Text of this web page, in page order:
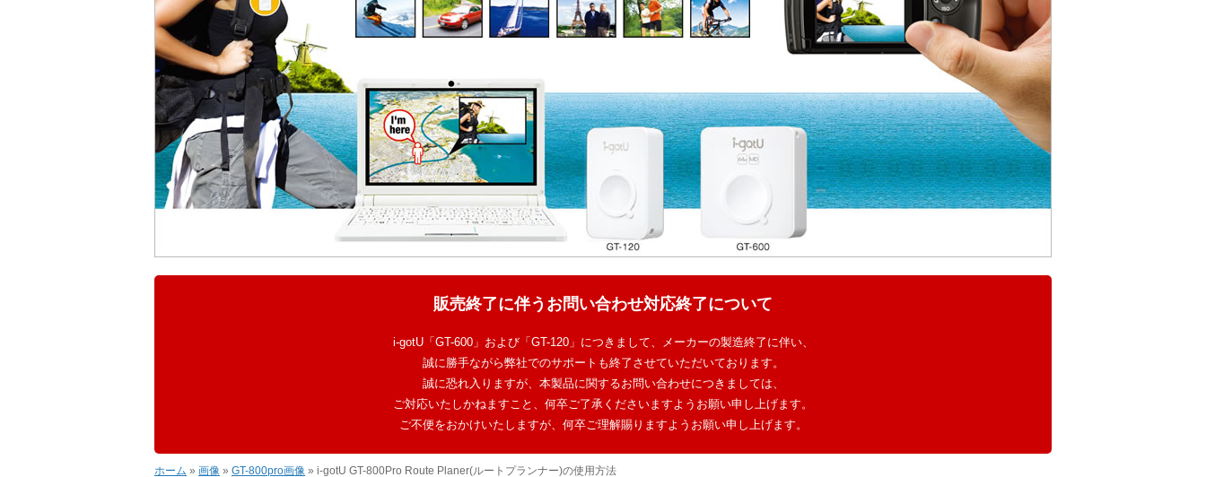
販売終了に伴うお問い合わせ対応終了について
i-gotU「GT-600」および「GT-120」につきまして、メーカーの製造終了に伴い、
誠に勝手ながら弊社でのサポートも終了させていただいております。
誠に恐れ入りますが、本製品に関するお問い合わせにつきましては、
ご対応いたしかねますこと、何卒ご了承くださいますようお願い申し上げます。
ご不便をおかけいたしますが、何卒ご理解賜りますようお願い申し上げます。
ホーム » 画像 » GT-800pro画像 » i-gotU GT-800Pro Route Planer(ルートプランナー)の使用方法